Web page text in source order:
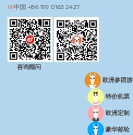
中国 +86 199 0163 2427
咨询顾问
欧洲参团游
特价机票
欧洲定制
豪华邮轮